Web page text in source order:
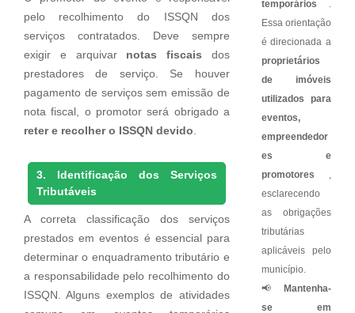
pelo recolhimento do ISSQN dos
serviços contratados. Deve sempre
exigir e arquivar notas fiscais dos
prestadores de serviço. Se houver
pagamento de serviços sem emissão de
nota fiscal, o promotor será obrigado a
reter e recolher o ISSQN devido
3. Identificação dos Serviços
Tributáveis
A correta classificação dos serviços
prestados em eventos é essencial para
determinar o enquadramento tributário e
a responsabilidade pelo recolhimento do
ISSQN. Alguns exemplos de atividades
temporários .
Essa orientação
é direcionada a
proprietários
de imóveis
utilizados para
eventos,
empreendedor
es e
promotores ,
esclarecendo
as obrigações
tributárias
aplicáveis ​​pelo
município.
📢
Mantenha-
se em